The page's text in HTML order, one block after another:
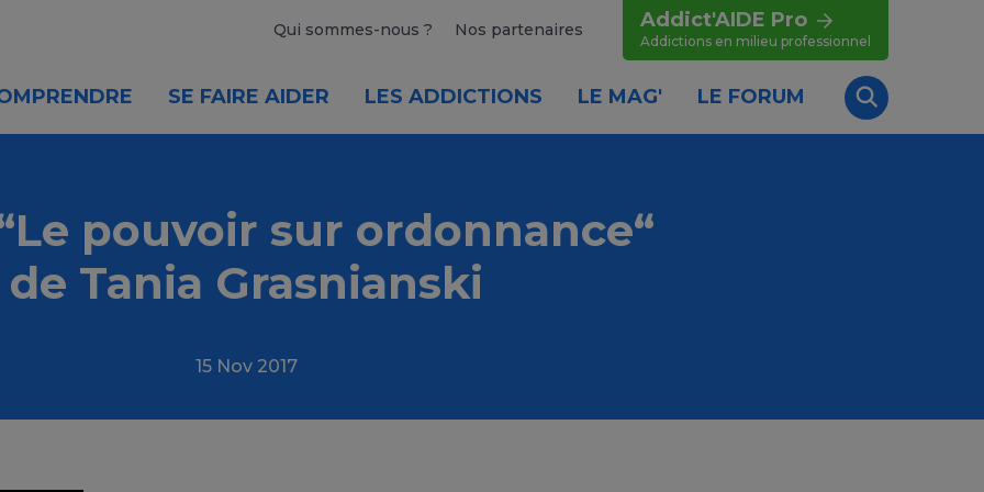
Qui sommes-nous ? Nos partenaires Addict'AIDE Pro
Addictions en milieu professionnel
SE FAIRE AIDER LES ADDICTIONS LE MAG' LE FORUM
Recherche
pouvoir sur ordonnance“
de Tania Grasnianski
15 Nov 2017